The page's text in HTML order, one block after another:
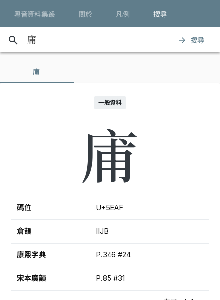
粵音資料集叢 關於 凡例 搜尋
search arrow_forward 搜尋
庯
一般資料
庯
碼位 U+5EAF
倉頡 IIJB
康熙字典 P.346 #24
宋本廣韻 P.85 #31